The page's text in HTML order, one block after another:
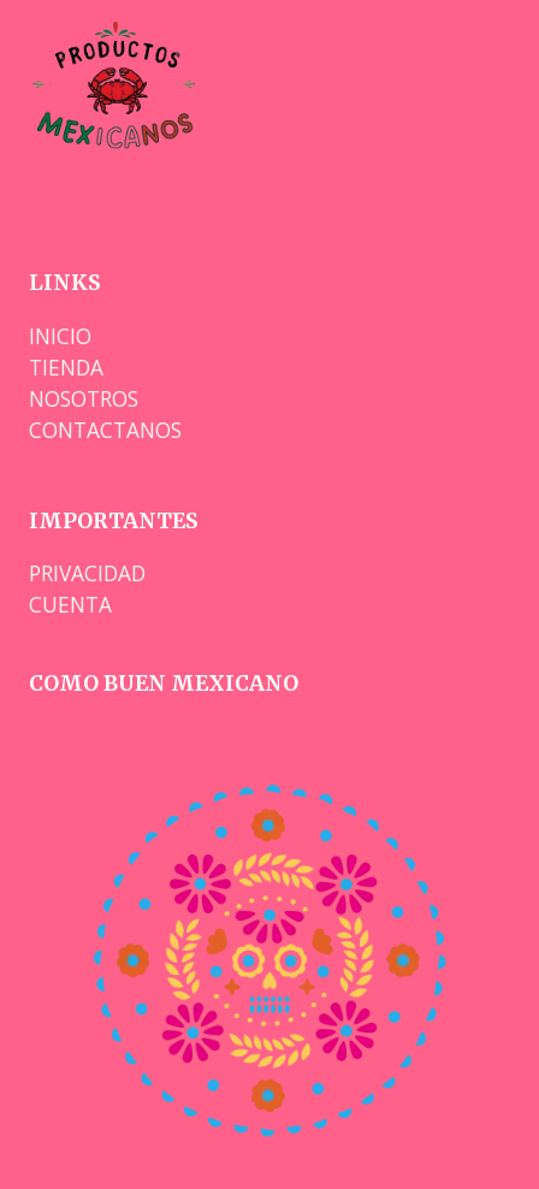
LINKS
INICIO
TIENDA
NOSOTROS
CONTACTANOS
IMPORTANTES
PRIVACIDAD
CUENTA
COMO BUEN MEXICANO